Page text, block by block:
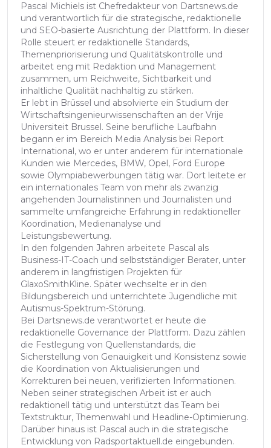
Pascal Michiels ist Chefredakteur von Dartsnews.de
und verantwortlich für die strategische, redaktionelle
und SEO-basierte Ausrichtung der Plattform. In dieser
Rolle steuert er redaktionelle Standards,
Themenpriorisierung und Qualitätskontrolle und
arbeitet eng mit Redaktion und Management
zusammen, um Reichweite, Sichtbarkeit und
inhaltliche Qualität nachhaltig zu stärken.
Er lebt in Brüssel und absolvierte ein Studium der
Wirtschaftsingenieurwissenschaften an der Vrije
Universiteit Brussel. Seine berufliche Laufbahn
begann er im Bereich Media Analysis bei Report
International, wo er unter anderem für internationale
Kunden wie Mercedes, BMW, Opel, Ford Europe
sowie Olympiabewerbungen tätig war. Dort leitete er
ein internationales Team von mehr als zwanzig
angehenden Journalistinnen und Journalisten und
sammelte umfangreiche Erfahrung in redaktioneller
Koordination, Medienanalyse und
Leistungsbewertung.
In den folgenden Jahren arbeitete Pascal als
Business-IT-Coach und selbstständiger Berater, unter
anderem in langfristigen Projekten für
GlaxoSmithKline. Später wechselte er in den
Bildungsbereich und unterrichtete Jugendliche mit
Autismus-Spektrum-Störung.
Bei Dartsnews.de verantwortet er heute die
redaktionelle Governance der Plattform. Dazu zählen
die Festlegung von Quellenstandards, die
Sicherstellung von Genauigkeit und Konsistenz sowie
die Koordination von Aktualisierungen und
Korrekturen bei neuen, verifizierten Informationen.
Neben seiner strategischen Arbeit ist er auch
redaktionell tätig und unterstützt das Team bei
Textstruktur, Themenwahl und Headline-Optimierung.
Darüber hinaus ist Pascal auch in die strategische
Entwicklung von Radsportaktuell.de eingebunden.